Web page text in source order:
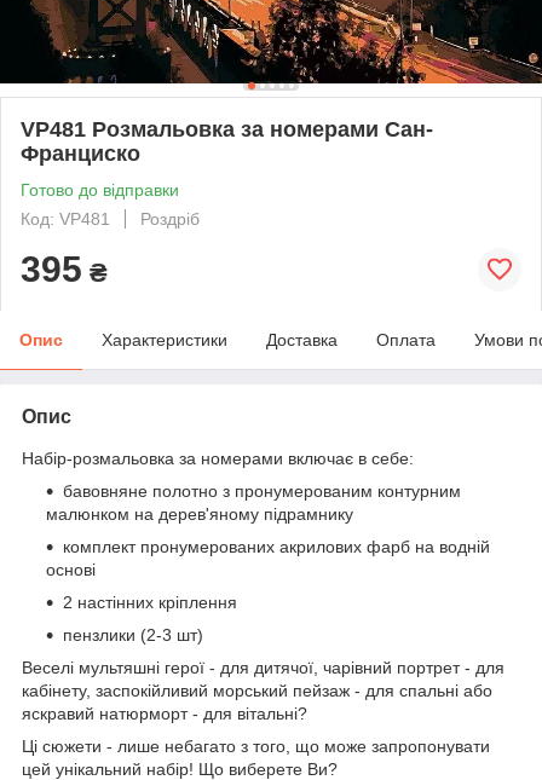
VP481 Розмальовка за номерами Сан-
Франциско
Готово до відправки
Код: VP481
Роздріб
395 ₴
Опис Характеристики Доставка Оплата Умови
Опис
Набір-розмальовка за номерами включає в себе:
бавовняне полотно з пронумерованим контурним
малюнком на дерев'яному підрамнику
комплект пронумерованих акрилових фарб на водній
основі
2 настінних кріплення
пензлики (2-3 шт)
Веселі мультяшні герої - для дитячої, чарівний портрет - для
кабінету, заспокійливий морський пейзаж - для спальні або
яскравий натюрморт - для вітальні?
Ці сюжети - лише небагато з того, що може запропонувати
цей унікальний набір! Що виберете Ви?